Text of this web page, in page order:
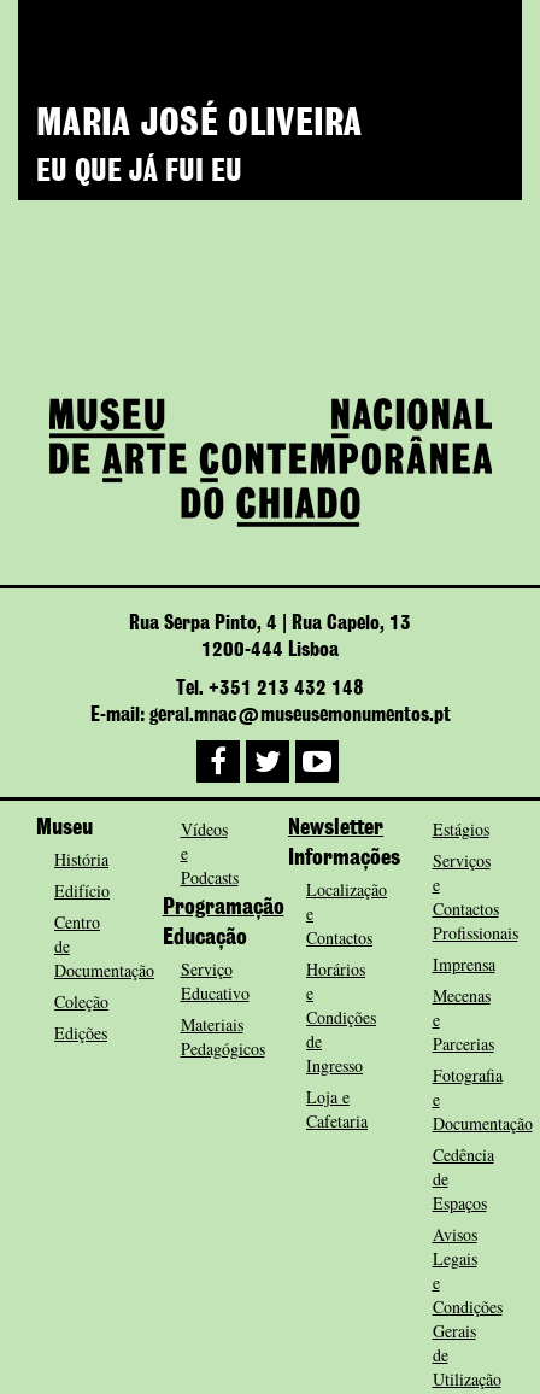
MARIA JOSÉ OLIVEIRA
EU QUE JÁ FUI EU
Rua Serpa Pinto, 4 | Rua Capelo, 13
1200-444 Lisboa
Tel. +351 213 432 148
E-mail: geral.mnac@museusemonumentos.pt
Museu
História
Edifício
Centro
de
Documentação
Coleção
Edições
Vídeos
e
Podcasts
Programação
Educação
Serviço
Educativo
Materiais
Pedagógicos
Newsletter
Informações
Localização
e
Contactos
Horários
e
Condições
de
Ingresso
Loja e
Cafetaria
Estágios
Serviços
e
Contactos
Profissionais
Imprensa
Mecenas
e
Parcerias
Fotografia
e
Documentação
Cedência
de
Espaços
Avisos
Legais
e
Condições
Gerais
de
Utilização